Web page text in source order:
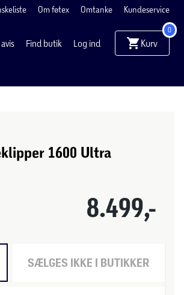
Om føtex Omtanke Kundeservice
Find butik Log ind Kurv
0
1600 Ultra
8.499,-
SÆLGES IKKE I BUTIKKER